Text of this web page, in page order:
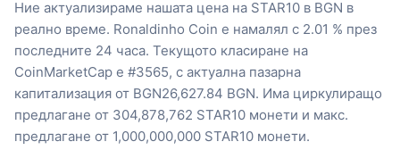
Ние актуализираме нашата цена на STAR10 в BGN в
реално време. Ronaldinho Coin е намалял с 2.01 % през
последните 24 часа. Текущото класиране на
CoinMarketCap е #3565, с актуална пазарна
капитализация от BGN26,627.84 BGN. Има циркулиращо
предлагане от 304,878,762 STAR10 монети и макс.
предлагане от 1,000,000,000 STAR10 монети.